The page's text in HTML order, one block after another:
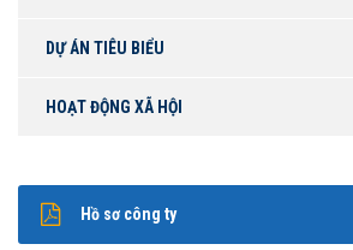
DỰ ÁN TIÊU BIỂU
HOẠT ĐỘNG XÃ HỘI
Hồ sơ công ty